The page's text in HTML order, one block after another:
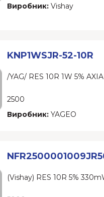
Виробник: Vishay
KNP1WSJR-52-10R
/YAG/ RES 10R 1W 5%
2500
Виробник: YAGEO
(Vishay) RES 10R 5%